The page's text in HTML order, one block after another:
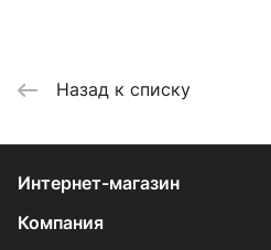
Назад к списку
Интернет-магазин
Компания